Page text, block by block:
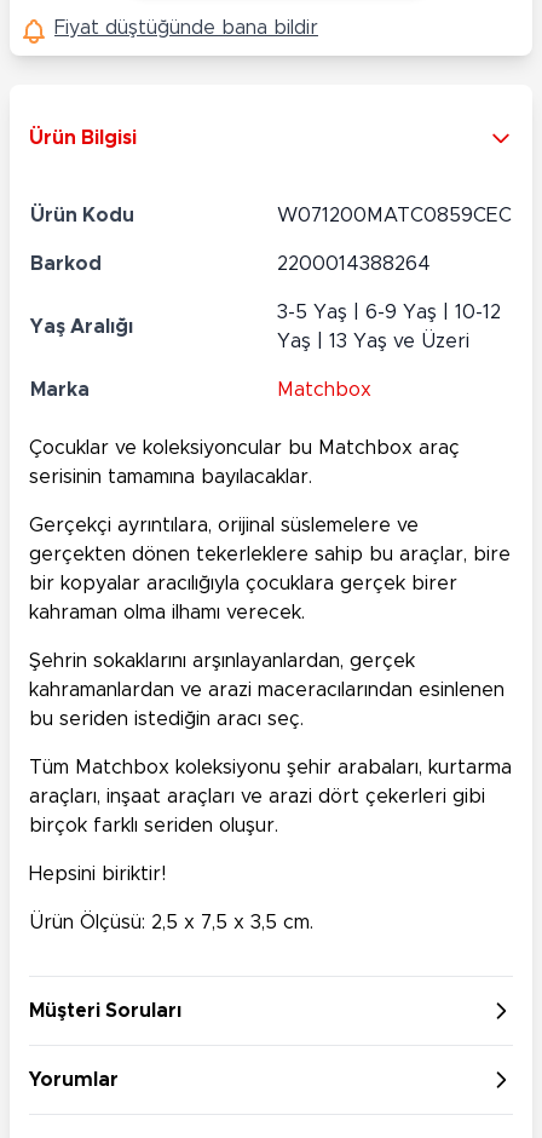
Fiyat düştüğünde bana bildir
Ürün Bilgisi
Ürün Kodu W071200MATC0859CEC
Barkod 2200014388264
Yaş Aralığı
3-5 Yaş | 6-9 Yaş | 10-12
Yaş | 13 Yaş ve Üzeri
Marka Matchbox
Çocuklar ve koleksiyoncular bu Matchbox araç
serisinin tamamına bayılacaklar.
Gerçekçi ayrıntılara, orijinal süslemelere ve
gerçekten dönen tekerleklere sahip bu araçlar, bire
bir kopyalar aracılığıyla çocuklara gerçek birer
kahraman olma ilhamı verecek.
Şehrin sokaklarını arşınlayanlardan, gerçek
kahramanlardan ve arazi maceracılarından esinlenen
bu seriden istediğin aracı seç.
Tüm Matchbox koleksiyonu şehir arabaları, kurtarma
araçları, inşaat araçları ve arazi dört çekerleri gibi
birçok farklı seriden oluşur.
Hepsini biriktir!
Ürün Ölçüsü: 2,5 x 7,5 x 3,5 cm.
Müşteri Soruları
Yorumlar